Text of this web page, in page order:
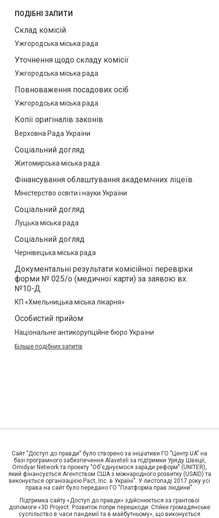
ПОДІБНІ ЗАПИТИ
Склад комісій
Ужгородська міська рада
Уточнення щодо складу комісії
Ужгородська міська рада
Повноваження посадових осіб
Ужгородська міська рада
Копії оригіналів законів
Верховна Рада України
Соціальний догляд
Житомирська міська рада
Фінансування облаштування академічних ліцеїв
Міністерство освіти і науки України
Соціальний догляд
Луцька міська рада
Соціальний догляд
Чернівецька міська рада
Документальні результати комісійної перевірки
форми № 025/о (медичної карти) за заявою вх.
№10-Д
КП «Хмельницька міська лікарня»
Особистий прийом
Національне антикорупційне бюро України
Більше подібних запитів
Сайт "Доступ до правди" було створено за ініціативи ГО "Центр UA" на
базі програмного забезпечення Alaveteli за підтримки Уряду Швеції,
Omidyar Network та проекту "Об'єднуємося заради реформ" (UNITER),
який фінансується Агентством США з міжнародного розвитку (USAID) та
виконується організацією Pact, Inc. в Україні". У листопаді 2017 року усі
права на сайт було передано ГО "Платформа прав людини".
Підтримка сайту «Доступ до правди» здійснюється за грантової
допомоги «3D Project: Розвиток попри перешкоди. Стійке громадянське
суспільство в часи пандемії та в майбутньому», що виконується